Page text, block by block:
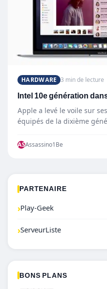
HARDWARE 3 min de lecture
Intel 10e génération
Apple a levé le voile sur
équipés de la dixième
ASAssassino1Be
PARTENAIRE
›Play-Geek
›ServeurListe
BONS PLANS